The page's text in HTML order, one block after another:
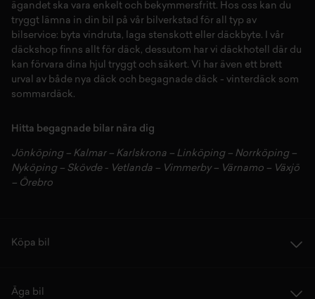
ägandet ska vara enkelt och bekymmersfritt. Hos oss kan du
tryggt lämna in din bil på vår bilverkstad för all typ av
bilservice: byta vindruta, laga stenskott eller däckbyte. I vår
däckshop finns allt för däck, dessutom har vi däckhotell där du
kan förvara dina hjul tryggt och säkert. Vi har även ett brett
urval av både nya däck och begagnade däck - vinterdäck som
sommardäck.
Hitta begagnade bilar nära dig
Jönköping– Kalmar – Karlskrona – Linköping– Norrköping–
Nyköping– Skövde- Vetlanda – Vimmerby– Värnamo – Växjö
– Örebro
Köpa bil
Äga bil